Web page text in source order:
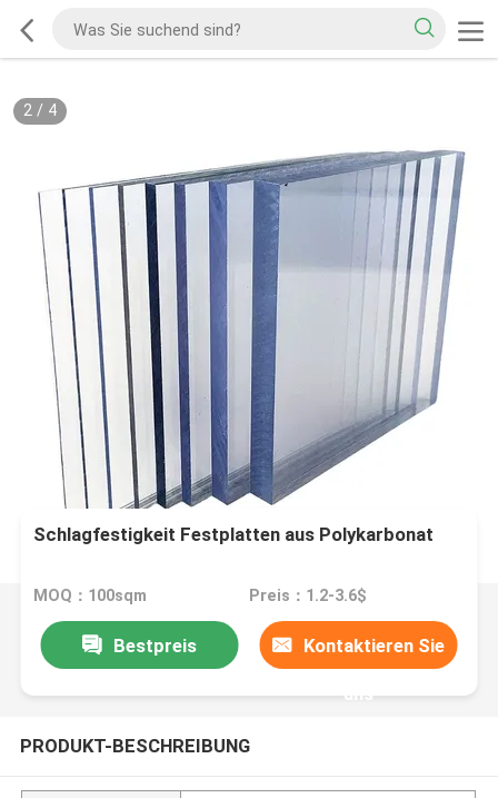
2/ 4
Schlagfestigkeit Festplatten aus Polykarbonat
MOQ：100sqm Preis：1.2-3.6$
Bestpreis Kontaktieren Sie
uns
PRODUKT-BESCHREIBUNG